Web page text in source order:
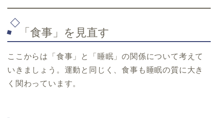
「食事」を見直す
ここからは「食事」と「睡眠」の関係について考えて
いきましょう。運動と同じく、食事も睡眠の質に大き
く関わっています。